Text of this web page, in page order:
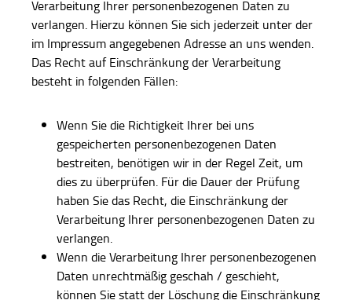
Verarbeitung Ihrer personenbezogenen Daten zu
verlangen. Hierzu können Sie sich jederzeit unter der
im Impressum angegebenen Adresse an uns wenden.
Das Recht auf Einschränkung der Verarbeitung
besteht in folgenden Fällen:
Wenn Sie die Richtigkeit Ihrer bei uns
gespeicherten personenbezogenen Daten
bestreiten, benötigen wir in der Regel Zeit, um
dies zu überprüfen. Für die Dauer der Prüfung
haben Sie das Recht, die Einschränkung der
Verarbeitung Ihrer personenbezogenen Daten zu
verlangen.
Wenn die Verarbeitung Ihrer personenbezogenen
Daten unrechtmäßig geschah / geschieht,
können Sie statt der Löschung die Einschränkung